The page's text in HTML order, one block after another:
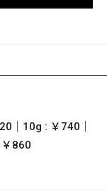
｜10g : ￥740｜
860